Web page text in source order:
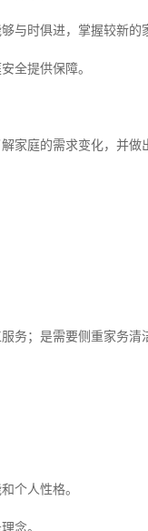
与时俱进，掌握较新的
全提供保障。
家庭的需求变化，并做
务；是需要侧重家务清
个人性格。
念。